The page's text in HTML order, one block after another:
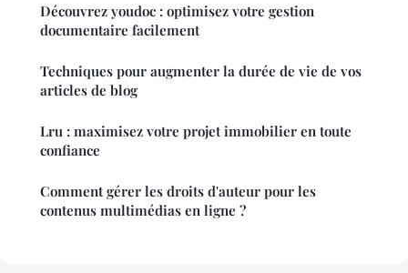
Découvrez youdoc : optimisez votre gestion
documentaire facilement
Techniques pour augmenter la durée de vie de vos
articles de blog
Lru : maximisez votre projet immobilier en toute
confiance
Comment gérer les droits d'auteur pour les
contenus multimédias en ligne ?